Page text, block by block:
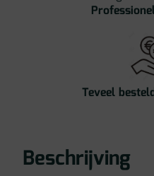
Teveel
Beschrijving